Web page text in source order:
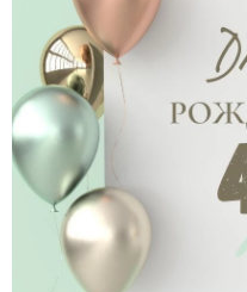
ПРАЗДНИКИ
С Днем рождения
Юбилей
Свадьба
Годовщина свадьбы
Календарь праздников
КОМУ